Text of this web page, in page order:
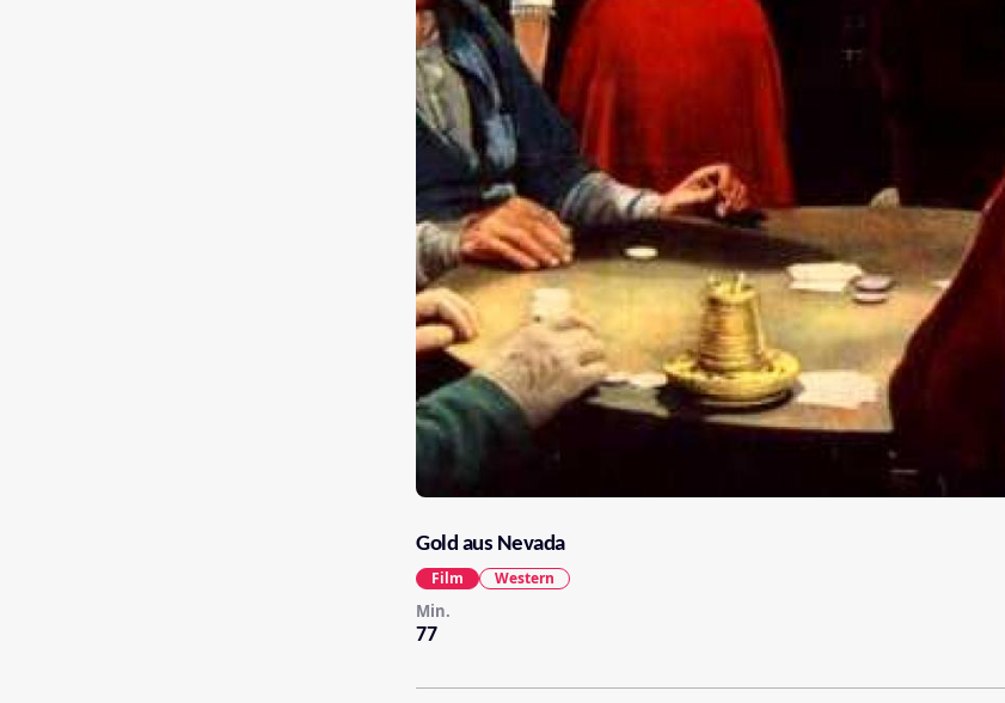
Gold aus Nevada
77
Min.
Film Western